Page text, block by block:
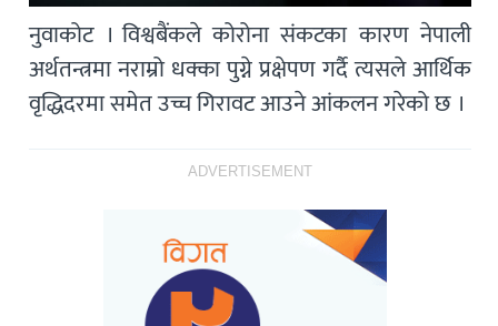
नुवाकोट । विश्वबैंकले कोरोना संकटका कारण नेपाली
अर्थतन्त्रमा नराम्रो धक्का पुग्ने प्रक्षेपण गर्दै त्यसले आर्थिक
वृद्धिदरमा समेत उच्च गिरावट आउने आंकलन गरेको छ ।
ADVERTISEMENT